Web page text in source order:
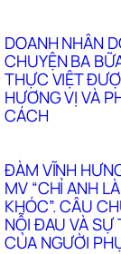
DOANH NHÂN
CHUYỆN BA
THỰC VIỆT
HƯƠNG VỊ VÀ
CÁCH
ĐÀM VĨNH
MV “CHỈ ANH
KHÓC”. CÂU
NỖI ĐAU VÀ SỰ
CỦA NGƯỜI